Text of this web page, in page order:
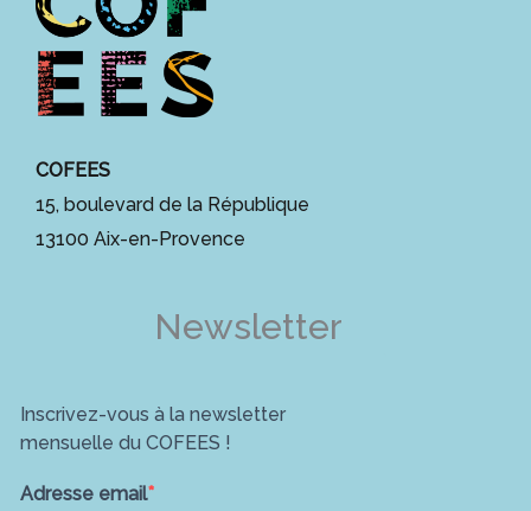
COFEES
15, boulevard de la République
13100 Aix-en-Provence
Newsletter
Inscrivez-vous à la newsletter
mensuelle du COFEES !
Adresse email